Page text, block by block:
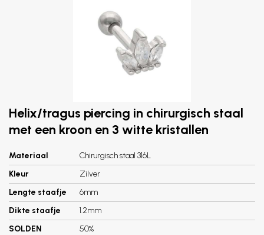
Helix/tragus piercing in chirurgisch staal
met een kroon en 3 witte kristallen
Materiaal
Chirurgisch staal 316L
Kleur
Zilver
Lengte staafje
6mm
Dikte staafje
1.2mm
SOLDEN
50%